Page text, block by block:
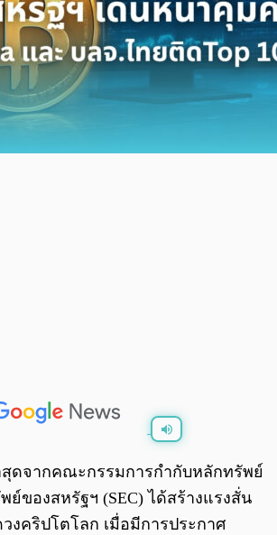
0:00 /
สุดจากคณะกรรมการกำกับหลักทรัพย์
ของสหรัฐฯ (SEC) ได้สร้างแรงสั่น
งคริปโตโลก เมื่อมีการประกาศ